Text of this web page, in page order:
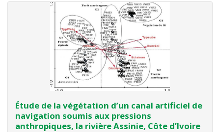
Étude de la végétation d’un canal artificiel de
navigation soumis aux pressions
anthropiques, la rivière Assinie, Côte d’Ivoire